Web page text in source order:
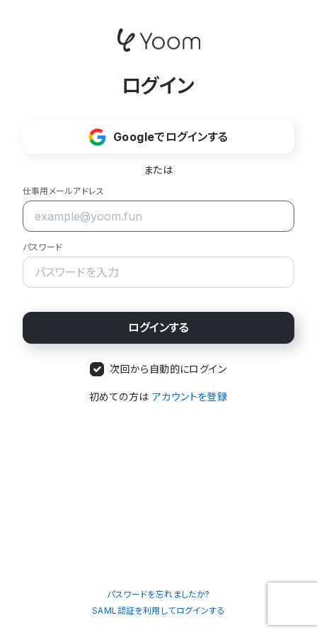
ログイン
Googleでログインする
または
仕事用メールアドレス
パスワード
次回から自動的にログイン
初めての方は アカウントを登録
パスワードを忘れましたか?
SAML認証を利用してログインする